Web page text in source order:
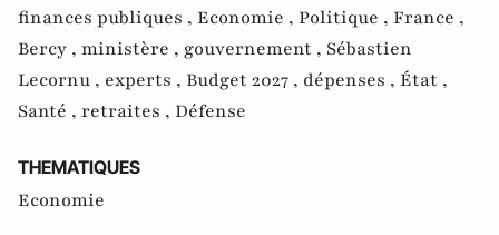
finances publiques , Economie , Politique , France ,
Bercy , ministère , gouvernement , Sébastien
Lecornu , experts , Budget 2027 , dépenses , État ,
Santé , retraites , Défense
THEMATIQUES
Economie